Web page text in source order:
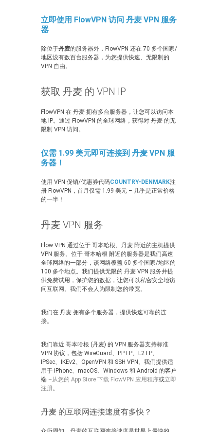
立即使用 FlowVPN 访问 丹麦 VPN 服务
器
除位于丹麦的服务器外，FlowVPN 还在 70 多个国家/
地区设有数百台服务器，为您提供快速、无限制的
VPN 自由。
获取 丹麦 的 VPN IP
FlowVPN 在 丹麦 拥有多台服务器，让您可以访问本
地 IP。通过 FlowVPN 的全球网络，获得对 丹麦 的无
限制 VPN 访问。
仅需 1.99 美元即可连接到 丹麦 VPN 服
务器！
使用 VPN 促销/优惠券代码COUNTRY-DENMARK注
册 FlowVPN，首月仅需 1.99 美元 – 几乎是正常价格
的一半！
丹麦 VPN 服务
Flow VPN 通过位于 哥本哈根、丹麦 附近的主机提供
VPN 服务。位于 哥本哈根 附近的服务器是我们高速
全球网络的一部分，该网络覆盖 60 多个国家/地区的
100 多个地点。我们提供无限的 丹麦 VPN 服务并提
供免费试用，保护您的数据，让您可以私密安全地访
问互联网。我们不会人为限制您的带宽。
我们在 丹麦 拥有多个服务器，提供快速可靠的连
接。
我们靠近 哥本哈根 (丹麦) 的 VPN 服务器支持标准
VPN 协议，包括 WireGuard、PPTP、L2TP、
IPSec、IKEv2、OpenVPN 和 SSH VPN。我们提供适
用于 iPhone、macOS、Windows 和 Android 的客户
端 –从您的 App Store 下载 FlowVPN 应用程序或立即
注册。
丹麦 的互联网连接速度有多快？